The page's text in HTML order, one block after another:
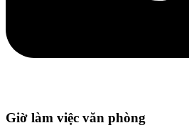
Giờ làm việc văn phòng